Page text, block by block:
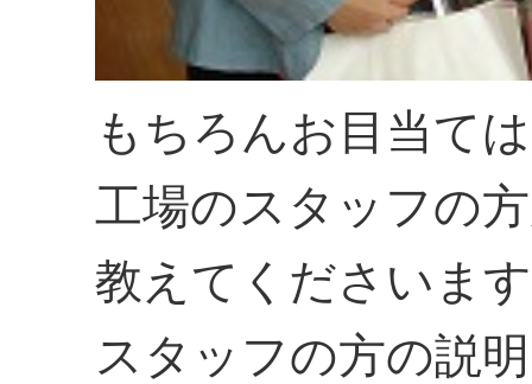
もちろんお目当て
工場のスタッフの
教えてくださいま
スタッフの方の説